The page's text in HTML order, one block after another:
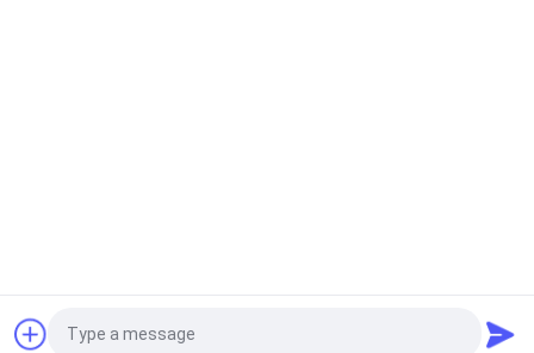
Richiedi un preventivo